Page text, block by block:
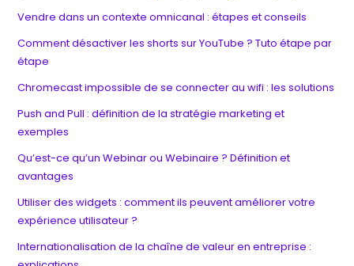
Vendre dans un contexte omnicanal : étapes et conseils
Comment désactiver les shorts sur YouTube ? Tuto étape par
étape
Chromecast impossible de se connecter au wifi : les solutions
Push and Pull : définition de la stratégie marketing et
exemples
Qu’est-ce qu’un Webinar ou Webinaire ? Définition et
avantages
Utiliser des widgets : comment ils peuvent améliorer votre
expérience utilisateur ?
Internationalisation de la chaîne de valeur en entreprise :